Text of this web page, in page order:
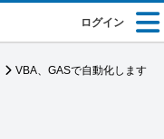
ログイン
VBA、GASで自動化します